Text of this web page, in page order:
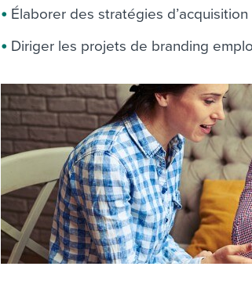
Élaborer des stratégies
Diriger les projets de branding